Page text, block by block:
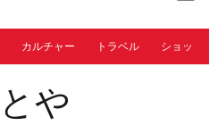
カルチャー トラベル ショッピ
や